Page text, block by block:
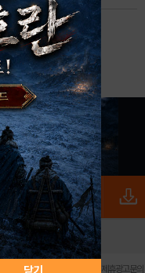
회원가입
전체앱
불법촬영물 신고센터 제휴광고문의